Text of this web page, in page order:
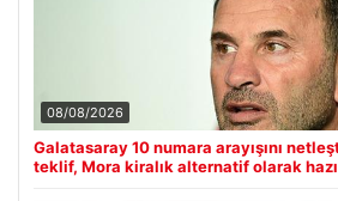
08/08/2026
Galatasaray 10 numara arayışını
teklif, Mora kiralık alternatif olarak